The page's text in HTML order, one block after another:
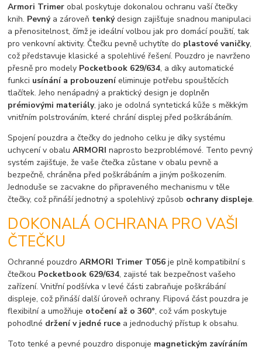
Armori Trimer obal poskytuje dokonalou ochranu vaší čtečky
knih. Pevný a zároveň tenkýdesign zajišťuje snadnou manipulaci
a přenositelnost, čímž je ideální volbou jak pro domácí použití, tak
pro venkovní aktivity. Čtečku pevně uchytíte do plastové vaničky,
což představuje klasické a spolehlivé řešení. Pouzdro je navrženo
přesně pro modely Pocketbook 629/634, a díky automatické
funkci usínání a probouzeníeliminuje potřebu spouštěcích
tlačítek. Jeho nenápadný a praktický design je doplněn
prémiovými materiály, jako je odolná syntetická kůže s měkkým
vnitřním polstrováním, které chrání displej před poškrábáním.
Spojení pouzdra a čtečky do jednoho celku je díky systému
uchycení v obaluARMORI naprosto bezproblémové. Tento pevný
systém zajišťuje, že vaše čtečka zůstane v obalu pevně a
bezpečně, chráněna před poškrábáním a jiným poškozením.
Jednoduše se zacvakne do připraveného mechanismu v těle
čtečky, což přináší jednotný a spolehlivý způsob ochrany displeje.
DOKONALÁ OCHRANA PRO VAŠI
ČTEČKU
Ochranné pouzdroARMORI Trimer T056je plně kompatibilní s
čtečkou Pocketbook 629/634, zajisté tak bezpečnost vašeho
zařízení. Vnitřní podšívka v levé části zabraňuje poškrábání
displeje, což přináší další úroveň ochrany. Flipová část pouzdra je
flexibilní a umožňuje otočení až o 360°, což vám poskytuje
pohodlné držení v jedné ruce a jednoduchý přístup k obsahu.
Toto tenké a pevné pouzdro disponuje magnetickým zavíráním